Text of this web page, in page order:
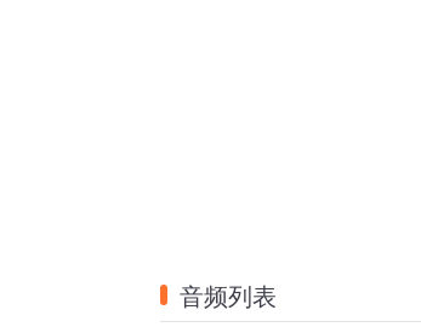
音频列表